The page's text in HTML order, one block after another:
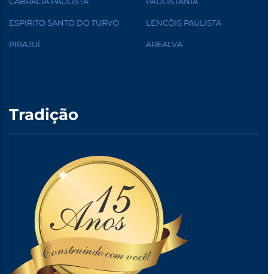
ESPIRITO SANTO DO TURVO LENCÓIS PAULISTA
PIRAJUÍ AREALVA
Tradição